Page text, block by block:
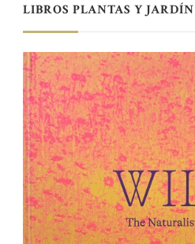
LIBROS PLANTAS Y JARDÍN